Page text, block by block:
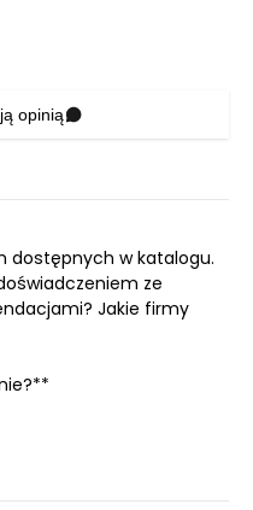
opinią
dostępnych w katalogu.
ze
Jakie firmy